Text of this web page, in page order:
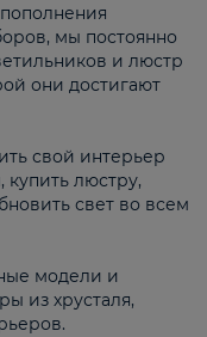
мы постоянно
и люстр
они достигают
свой интерьер
люстру,
свет во всем
модели и
из хрусталя,